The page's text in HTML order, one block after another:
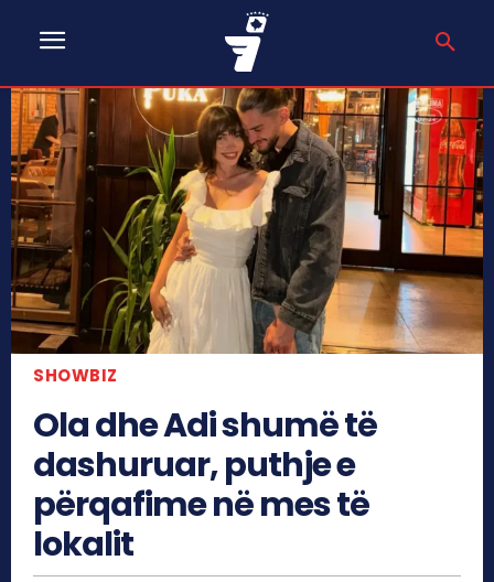
SHOWBIZ
Ola dhe Adi shumë të
dashuruar, puthje e
përqafime në mes të
lokalit